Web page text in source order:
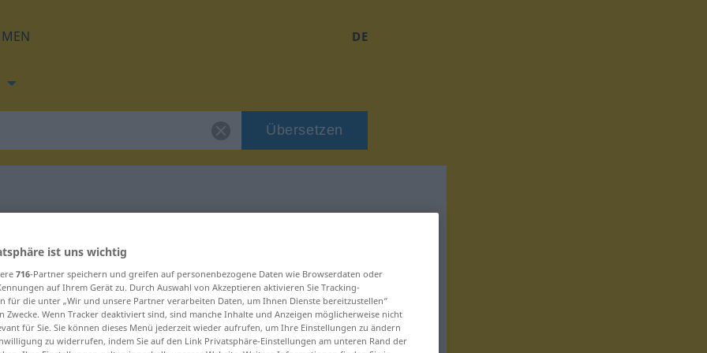
DE
Übersetzen
für "orthodox"
ist uns wichtig
716-Partner speichern und greifen auf personenbezogene Daten wie Browserdaten oder
auf Ihrem Gerät zu. Durch Auswahl von Akzeptieren aktivieren Sie Tracking-
für die unter „Wir und unsere Partner verarbeiten Daten, um Ihnen Dienste bereitzustellen“
Zwecke. Wenn Tracker deaktiviert sind, sind manche Inhalte und Anzeigen möglicherweise nicht
für Sie. Sie können dieses Menü jederzeit wieder aufrufen, um Ihre Einstellungen zu ändern
zu widerrufen, indem Sie auf den Link Privatsphäre-Einstellungen am unteren Rand der